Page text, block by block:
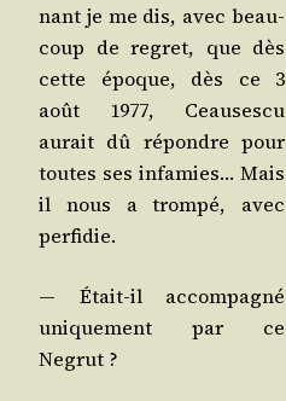
nant je me dis, avec beau­
coup de regret, que dès
cette époque, dès ce 3
août 1977, Ceau­ses­cu
aurait dû répondre pour
toutes ses infa­mies… Mais
il nous a trom­pé, avec
perfidie.
— Était-il accom­pa­gné
uni­que­ment par ce
Negrut ?